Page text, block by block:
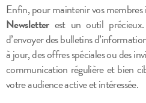
Enfin, pour maintenir vos membres
Newsletterest un outil
d’envoyer des bulletins
à jour, des offres spéciales ou des
communication régulière et bien
votre audience active et intéressée.